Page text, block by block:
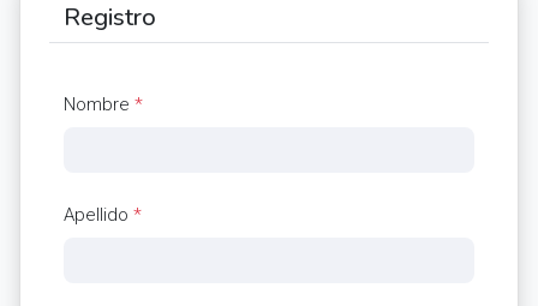
Registro
Nombre *
Apellido *